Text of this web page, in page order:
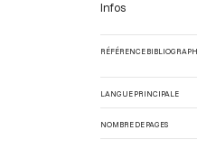
Infos
RÉFÉRENCE
LANGUE PRINCIPALE
NOMBRE DE PAGES